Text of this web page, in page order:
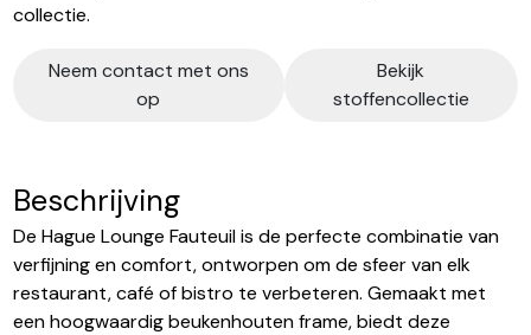
collectie.
Neem contact met ons
op
Bekijk
stoffencollectie
Beschrijving
De Hague Lounge Fauteuil is de perfecte combinatie van
verfijning en comfort, ontworpen om de sfeer van elk
restaurant, café of bistro te verbeteren. Gemaakt met
een hoogwaardig beukenhouten frame, biedt deze